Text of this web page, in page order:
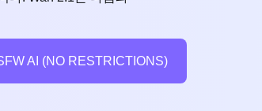
AI (NO RESTRICTIONS)